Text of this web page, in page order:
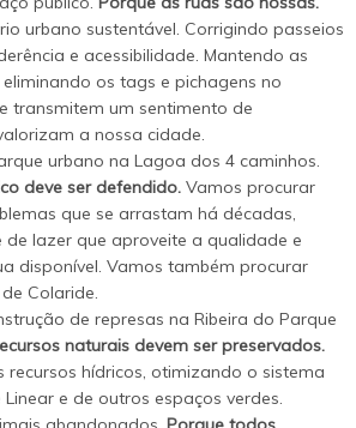
urbano sustentável. Corrigindo passeios
e acessibilidade. Mantendo as
os tags e pichagens no
transmitem um sentimento de
a nossa cidade.
urbano na Lagoa dos 4 caminhos.
deve ser defendido. Vamos procurar
que se arrastam há décadas,
de lazer que aproveite a qualidade e
disponível. Vamos também procurar
Colaride.
de represas na Ribeira do Parque
naturais devem ser preservados.
recursos hídricos, otimizando o sistema
e de outros espaços verdes.